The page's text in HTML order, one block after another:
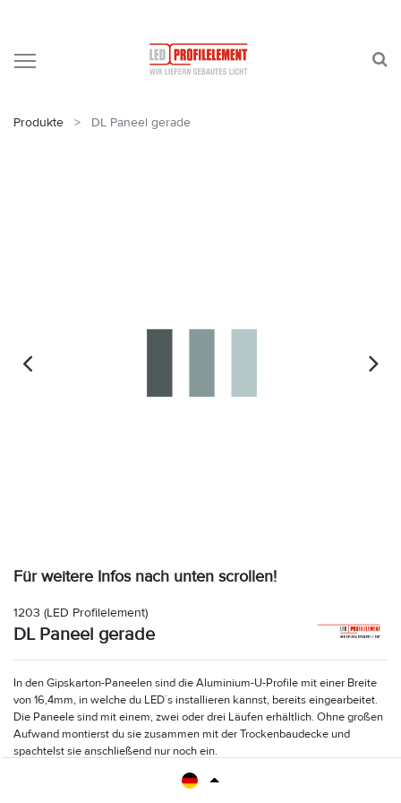
Produkte DL Paneel gerade
Für weitere Infos nach unten scrollen!
1203 (LED Profilelement)
DL Paneel gerade
In den Gipskarton-Paneelen sind die Aluminium-U-Profile mit einer Breite
von 16,4mm, in welche du LED´s installieren kannst, bereits eingearbeitet.
Die Paneele sind mit einem, zwei oder drei Läufen erhältlich. Ohne großen
Aufwand montierst du sie zusammen mit der Trockenbaudecke und
spachtelst sie anschließend nur noch ein.
Zum Schutz vor Verschmutzung bei der Verarbeitung ist ein Mal- und
Abdeckgummi enthalten. Eck-, T-, Kreuz, und Y-Paneele ergänzen das